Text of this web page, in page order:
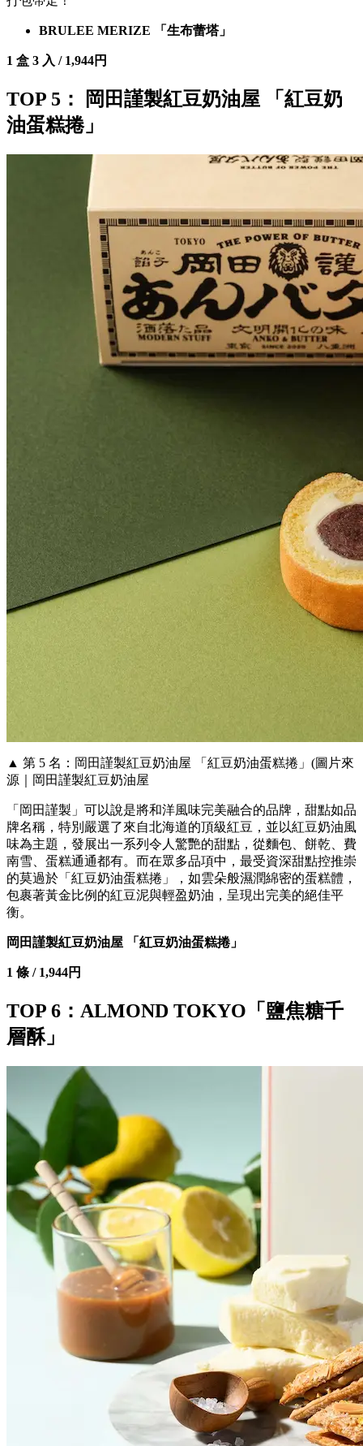
BRULEE MERIZE 「生布蕾塔」
1 盒 3 入 / 1,944円
TOP 5： 岡田謹製紅豆奶油屋 「紅豆奶
油蛋糕捲」
▲ 第 5 名：岡田謹製紅豆奶油屋 「紅豆奶油蛋糕捲」(圖片來
源｜岡田謹製紅豆奶油屋
「岡田謹製」可以說是將和洋風味完美融合的品牌，甜點如品
牌名稱，特別嚴選了來自北海道的頂級紅豆，並以紅豆奶油風
味為主題，發展出一系列令人驚艷的甜點，從麵包、餅乾、費
南雪、蛋糕通通都有。而在眾多品項中，最受資深甜點控推崇
的莫過於「紅豆奶油蛋糕捲」，如雲朵般濕潤綿密的蛋糕體，
包裹著黃金比例的紅豆泥與輕盈奶油，呈現出完美的絕佳平
衡。
岡田謹製紅豆奶油屋 「紅豆奶油蛋糕捲」
1 條 / 1,944円
TOP 6：ALMOND TOKYO「鹽焦糖千
層酥」